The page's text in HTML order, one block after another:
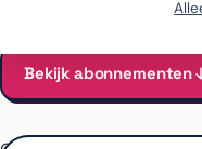
Vanaf €28 per maand,
Bekijk abonnementen